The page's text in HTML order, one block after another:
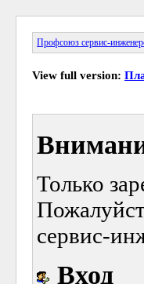
Профсоюз сервис-
View full version:
Только
сервис-
Вход